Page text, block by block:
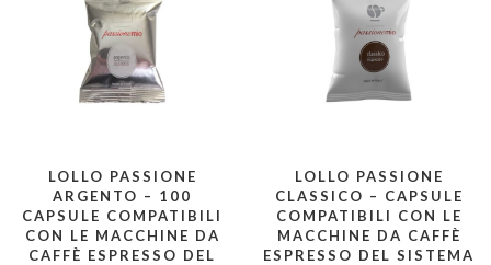
LOLLO PASSIONE
ARGENTO – 100
CAPSULE COMPATIBILI
CON LE MACCHINE DA
CAFFÈ ESPRESSO DEL
LOLLO PASSIONE
CLASSICO – CAPSULE
COMPATIBILI CON LE
MACCHINE DA CAFFÈ
ESPRESSO DEL SISTEMA